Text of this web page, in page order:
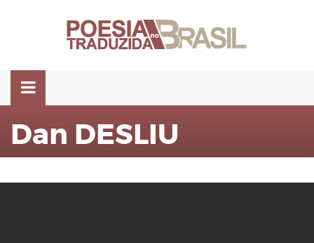
Dan DESLIU